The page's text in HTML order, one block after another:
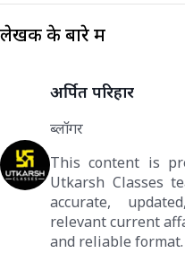
लेखक के बारे में
अर्पित परिहार
ब्लॉगर
This content is
Utkarsh Classes
accurate,
relevant current
and reliable format.